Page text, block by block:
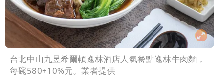
台北中山九昱希爾頓逸林酒店人氣餐點逸林牛肉麵，
每碗580+10%元。業者提供